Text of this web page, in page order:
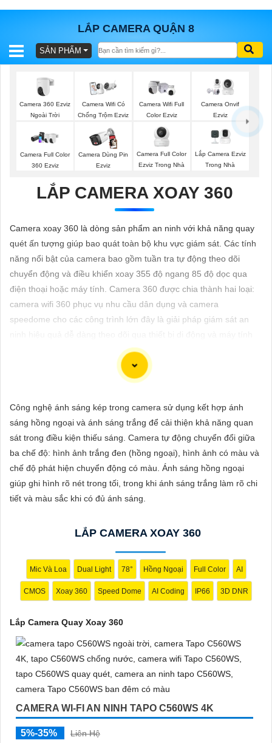
LẮP CAMERA QUẬN 8
BÁO
TRỌN
GÓI
SẢN
TƯ
VẤN
LẮP
ĐẶT
VẤN
DỊCH
VỤ
SẢN PHẨM
Camera 360 Ezviz
Ngoài Trời
Camera Wifi Có
Chống Trộm Ezviz
Camera Wifi Full
Color Ezviz
Camera Onvif
Ezviz
Camera Full Color
360 Ezviz
Camera Dùng Pin
Ezviz
Camera Full Color
Ezviz Trong Nhà
Lắp Camera Ezviz
Trong Nhà
LẮP CAMERA XOAY 360
Camera xoay 360 là dòng sản phẩm an ninh với khả năng quay
quét ấn tượng giúp bao quát toàn bộ khu vực giám sát. Các tính
năng nổi bật của camera bao gồm tuần tra tự động theo dõi
chuyển động và điều khiển xoay 355 độ ngang 85 độ dọc qua
điện thoại hoặc máy tính. Camera 360 được chia thành hai loại:
camera wifi 360 phục vụ nhu cầu dân dụng và camera
speedome cho các công trình lớn đây là giải pháp giám sát an
với chất lượng hình ảnh cao và giá cả hợp lý.
Đây là một câu giới thiệu 140 từ về dịch vụ "Lắp Camera Quay
"Chúng tôi chuyên cung cấp dịch vụ lắp đặt Camera Quay Xoay
360 độ với công nghệ tiên tiến, giúp quan sát mọi góc độ một
cách toàn diện và linh hoạt. Với hệ thống này, bạn có thể theo
dõi và giám sát mọi hoạt động trong khu vực mục tiêu một cách
Công nghệ ánh sáng kép trong camera sử dụng kết hợp ánh
sáng hồng ngoại và ánh sáng trắng để cải thiện khả năng quan
sát trong điều kiện thiếu sáng. Camera tự động chuyển đổi giữa
ba chế độ: hình ảnh trắng đen (hồng ngoại), hình ảnh có màu và
chế độ phát hiện chuyển động có màu. Ánh sáng hồng ngoại
giúp ghi hình rõ nét trong tối, trong khi ánh sáng trắng làm rõ chi
tiết và màu sắc khi có đủ ánh sáng.
LẮP CAMERA XOAY 360
Mic Và Loa Dual Light 78° Hồng Ngoại Full Color AI
CMOS Xoay 360 Speed Dome AI Coding IP66 3D DNR
Lắp Camera Quay Xoay 360
CAMERA WI-FI AN NINH TAPO C560WS 4K
5%-35%
Liên Hệ